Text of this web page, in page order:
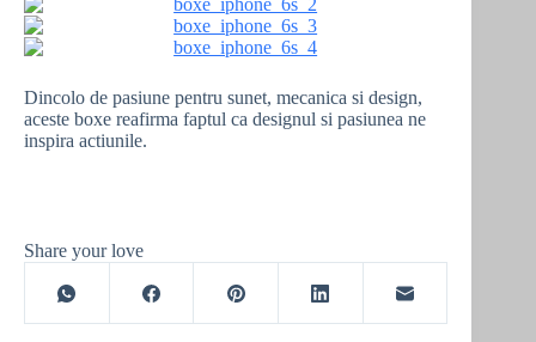
Dincolo de pasiune pentru sunet, mecanica si design,
aceste boxe reafirma faptul ca designul si pasiunea ne
inspira actiunile.
Share your love